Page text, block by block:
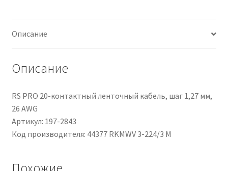
/
terminazione,
Ø
L.
3m
Описание
Описание
RS PRO 20-контактный ленточный кабель, шаг 1,27 мм,
26 AWG
Артикул: 197-2843
Код производителя: 44377 RKMWV 3-224/3 M
Похожие